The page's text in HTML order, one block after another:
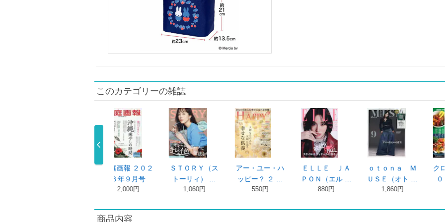
このカテゴリーの雑誌
ＥＬＬＥ ＪＡ
ＰＯＮ（エル …
ｏｔｏｎａ Ｍ
ＵＳＥ（オト …
クロワッサン ２
０２６年８ …
ＳＰＵＲ（シュ
プール） ２ …
美的スペシャル
２０２６年 …
＆Ｐｒｅｍｉｕ
ｍ（アンドプ …
商品内容